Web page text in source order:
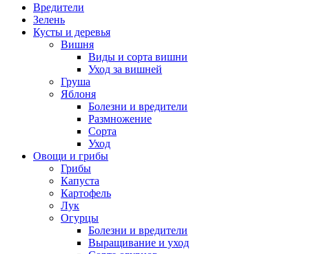
Вредители
Зелень
Кусты и деревья
Вишня
Виды и сорта вишни
Уход за вишней
Груша
Яблоня
Болезни и вредители
Размножение
Сорта
Уход
Овощи и грибы
Грибы
Капуста
Картофель
Лук
Огурцы
Болезни и вредители
Выращивание и уход